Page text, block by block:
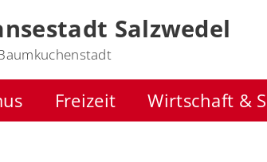
Salzwedel
Freizeit Wirtschaft &